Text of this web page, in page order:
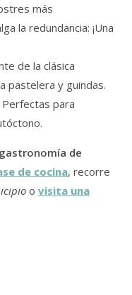
más
la redundancia: ¡Una
de la clásica
pastelera y guindas.
Perfectas para
de
de cocina, recorre
ovisita una